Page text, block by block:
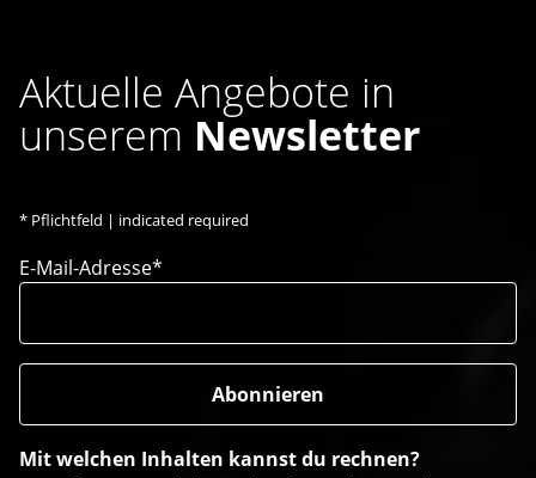
Aktuelle Angebote in
unserem Newsletter
* Pflichtfeld | indicated required
E-Mail-Adresse*
Mit welchen Inhalten kannst du rechnen?